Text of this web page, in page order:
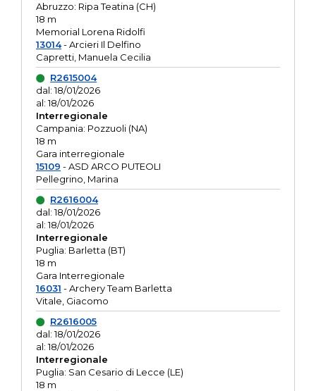
Abruzzo: Ripa Teatina (CH)
18 m
Memorial Lorena Ridolfi
13014- Arcieri Il Delfino
Capretti, Manuela Cecilia
R2615004
dal: 18/01/2026
al: 18/01/2026
Interregionale
Campania: Pozzuoli (NA)
18 m
Gara interregionale
15109 - ASD ARCO PUTEOLI
Pellegrino, Marina
R2616004
dal: 18/01/2026
al: 18/01/2026
Interregionale
Puglia: Barletta (BT)
18 m
Gara Interregionale
16031 - Archery Team Barletta
Vitale, Giacomo
R2616005
dal: 18/01/2026
al: 18/01/2026
Interregionale
Puglia: San Cesario di Lecce (LE)
18 m